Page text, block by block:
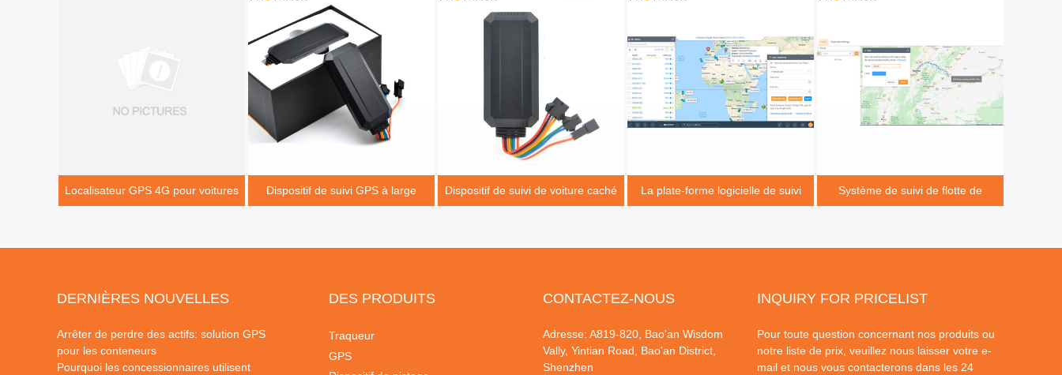
Localisateur GPS 4G pour voitures Dispositif de suivi GPS à large Dispositif de suivi de voiture caché La plate-forme logicielle de suivi
appareils
Système de suivi de flotte de
DERNIÈRES NOUVELLES
Arrêter de perdre des actifs: solution GPS
pour les conteneurs
Pourquoi les concessionnaires utilisent
DES PRODUITS
Traqueur
GPS
CONTACTEZ-NOUS
Adresse: A819-820, Bao'an Wisdom
Vally, Yintian Road, Bao'an District,
Shenzhen
INQUIRY FOR PRICELIST
Pour toute question concernant nos produits ou
notre liste de prix, veuillez nous laisser votre e-
mail et nous vous contacterons dans les 24